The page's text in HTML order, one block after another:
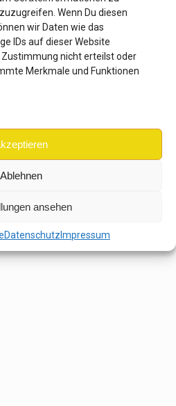
Wenn Du diesen
wir Daten wie das
IDs auf dieser Website
Zustimmung nicht erteilst oder
Merkmale und Funktionen
Ablehnen
ansehen
Datenschutz Impressum
Seitenanfang
Desktop